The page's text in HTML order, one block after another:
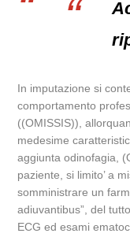
In imputazione si
comportamento
((OMISSIS)),
medesime
aggiunta odinofagia,
paziente, si limito’ a
somministrare un
adiuvantibus”, del
ECG ed esami